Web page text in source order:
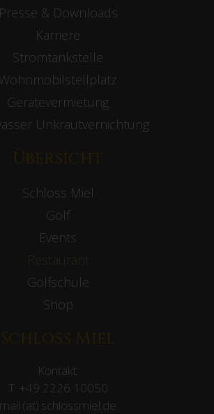
Presse & Downloads
Karriere
Stromtankstelle
Wohnmobilstellplatz
Gerätevermietung
Unkrautvernichtung
Übersicht
Schloss Miel
Golf
Events
Golfschule
Shop
Schloss Miel
Kontakt:
T: +49 2226 10050
mail (at) schlossmiel.de